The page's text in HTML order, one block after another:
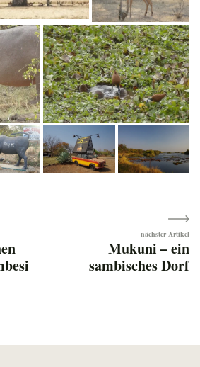
Mukuni – ein
sambisches Dorf